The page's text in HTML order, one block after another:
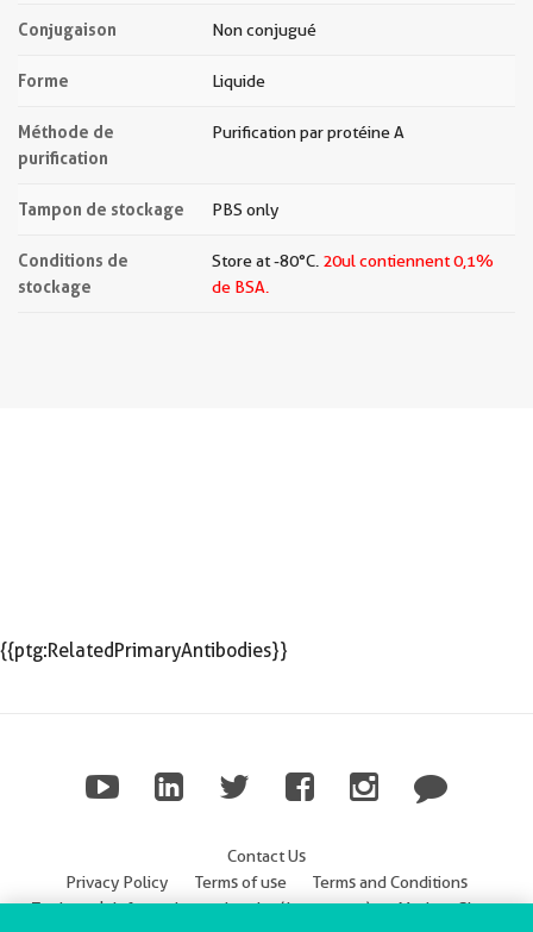
Conjugaison Non conjugué
Forme Liquide
Méthode de
purification
Purification par protéine A
Tampon de stockage PBS only
Conditions de
stockage
Store at -80°C. 20ul contiennent 0,1%
de BSA.
{{ptg:RelatedPrimaryAntibodies}}
Contact Us
Privacy Policy
Terms of use
Terms and Conditions
Trademark Information
Imprint (Impressum)
Modern Slavery